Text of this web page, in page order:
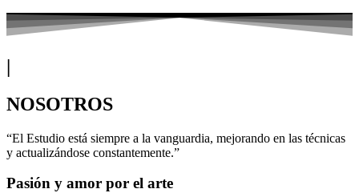
|
NOSOTROS
“El Estudio está siempre a la vanguardia, mejorando en las técnicas
y actualizándose constantemente.”
Pasión y amor por el arte